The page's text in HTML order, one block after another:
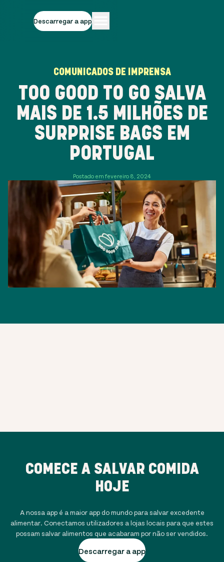
Descarregar a app
COMUNICADOS DE IMPRENSA
TOO GOOD TO GO SALVA
MAIS DE 1.5 MILHÕES DE
SURPRISE BAGS EM
PORTUGAL
Postado em fevereiro 8, 2024
COMECE A SALVAR COMIDA
HOJE
A nossa app é a maior app do mundo para salvar excedente
alimentar. Conectamos utilizadores a lojas locais para que estes
possam salvar alimentos que acabaram por não ser vendidos.
Descarregar a app